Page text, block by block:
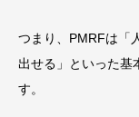
つまり、PMRFは「
出せる」といった基
す。